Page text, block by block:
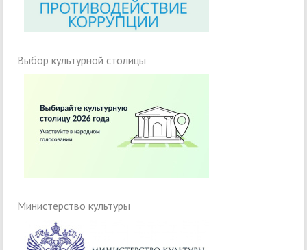
Выбор культурной столицы
Министерство культуры